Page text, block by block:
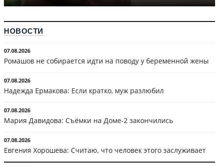
НОВОСТИ
07.08.2026
Ромашов не собирается идти на поводу у беременной жены
07.08.2026
Надежда Ермакова: Если кратко, муж разлюбил
07.08.2026
Мария Давидова: Съёмки на Доме-2 закончились
07.08.2026
Евгения Хорошева: Считаю, что человек этого заслуживает